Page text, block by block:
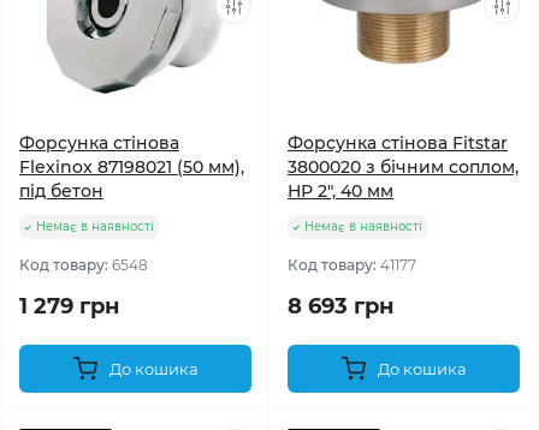
Форсунка стінова
Flexinox 87198021 (50 мм),
під бетон
Немає в наявності
Код товару: 6548
1 279 грн
До кошика
Форсунка стінова Fitstar
3800020 з бічним соплом,
НР 2", 40 мм
Немає в наявності
Код товару: 41177
8 693 грн
До кошика